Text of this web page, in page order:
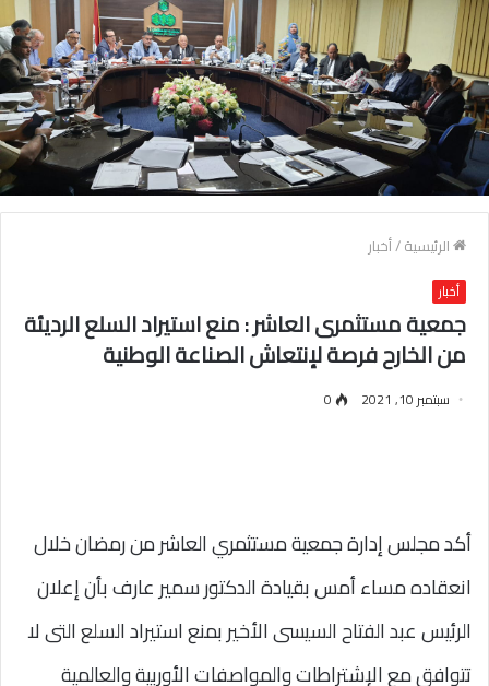
الرئيسية/أخبار
أخبار
جمعية مستثمرى العاشر : منع استيراد السلع الرديئة
من الخارح فرصة لإنتعاش الصناعة الوطنية
سبتمبر 10, 2021 0
أكد مجلس إدارة جمعية مستثمري العاشر من رمضان خلال
انعقاده مساء أمس بقيادة الدكتور سمير عارف بأن إعلان
الرئيس عبد الفتاح السيسى الأخير بمنع استيراد السلع التى لا
تتوافق مع الإشتراطات والمواصفات الأوربية والعالمية